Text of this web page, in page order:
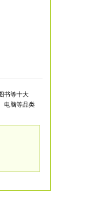
书等十大
电脑等品类